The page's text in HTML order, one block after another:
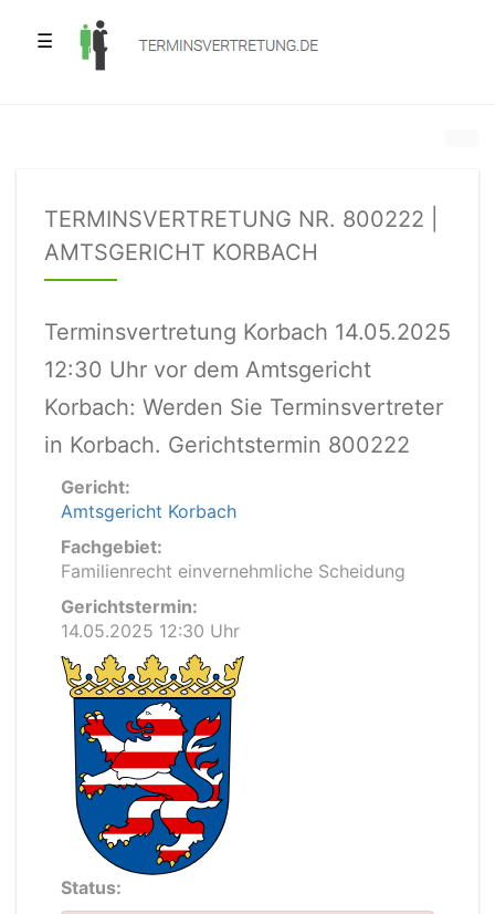
☰
TERMINSVERTRETUNG NR. 800222 |
AMTSGERICHT KORBACH
Terminsvertretung Korbach 14.05.2025
12:30 Uhr vor dem Amtsgericht
Korbach: Werden Sie Terminsvertreter
in Korbach. Gerichtstermin 800222
Gericht:
Amtsgericht Korbach
Fachgebiet:
Familienrecht einvernehmliche Scheidung
Gerichtstermin:
14.05.2025 12:30 Uhr
Status: